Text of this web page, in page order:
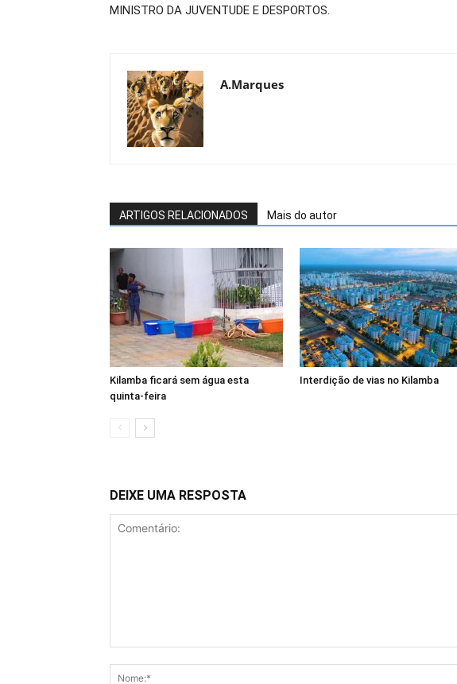
MINISTRO DA JUVENTUDE E DESPORTOS.
A.Marques
ARTIGOS RELACIONADOS Mais do autor
Kilamba ficará sem água esta
quinta-feira
Interdição de vias no Kilamba
DEIXE UMA RESPOSTA